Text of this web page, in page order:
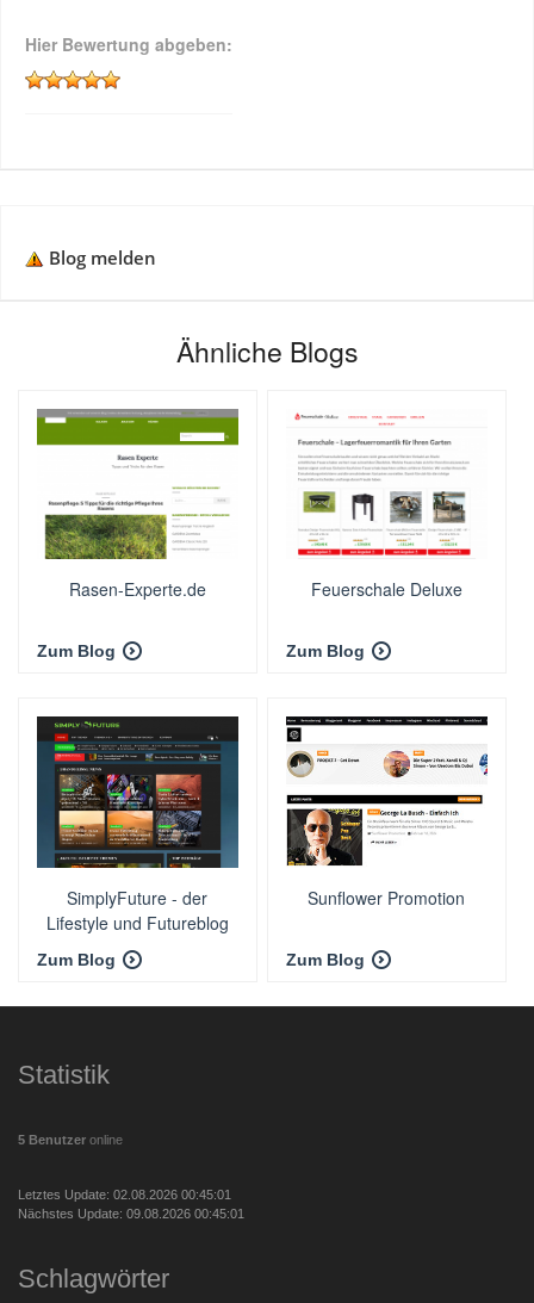
Hier Bewertung abgeben:
Blog melden
Ähnliche Blogs
Rasen-Experte.de
Zum Blog
Feuerschale Deluxe
Zum Blog
SimplyFuture - der
Lifestyle und Futureblog
🚀
Zum Blog
Sunflower Promotion
Zum Blog
Statistik
5 Benutzer online
Letztes Update: 02.08.2026 00:45:01
Nächstes Update: 09.08.2026 00:45:01
Schlagwörter